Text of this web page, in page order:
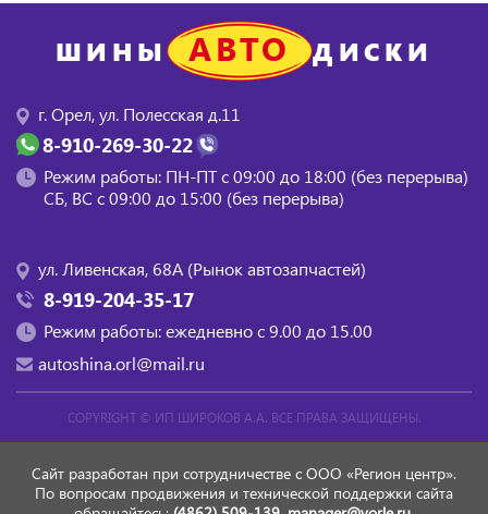
ШИНЫ АВТО ДИСКИ
г. Орел, ул. Полесская д.11
8-910-269-30-22
Режим работы: ПН-ПТ с 09:00 до 18:00 (без перерыва)
СБ, BC с 09:00 до 15:00 (без перерыва)
ул. Ливенская, 68А (Рынок автозапчастей)
8-919-204-35-17
Режим работы: ежедневно с 9.00 до 15.00
autoshina.orl@mail.ru
COPYRIGHT © ИП ШИРОКОВ А.А. ВСЕ ПРАВА ЗАЩИЩЕНЫ.
Сайт разработан при сотрудничестве с ООО «Регион центр».
По вопросам продвижения и технической поддержки сайта